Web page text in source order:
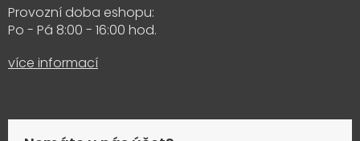
Provozní doba eshopu:
Po - Pá 8:00 - 16:00 hod.
více informací